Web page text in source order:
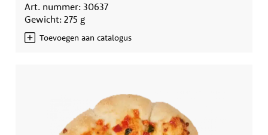
Art. nummer: 30637
Gewicht: 275 g
Toevoegen aan catalogus